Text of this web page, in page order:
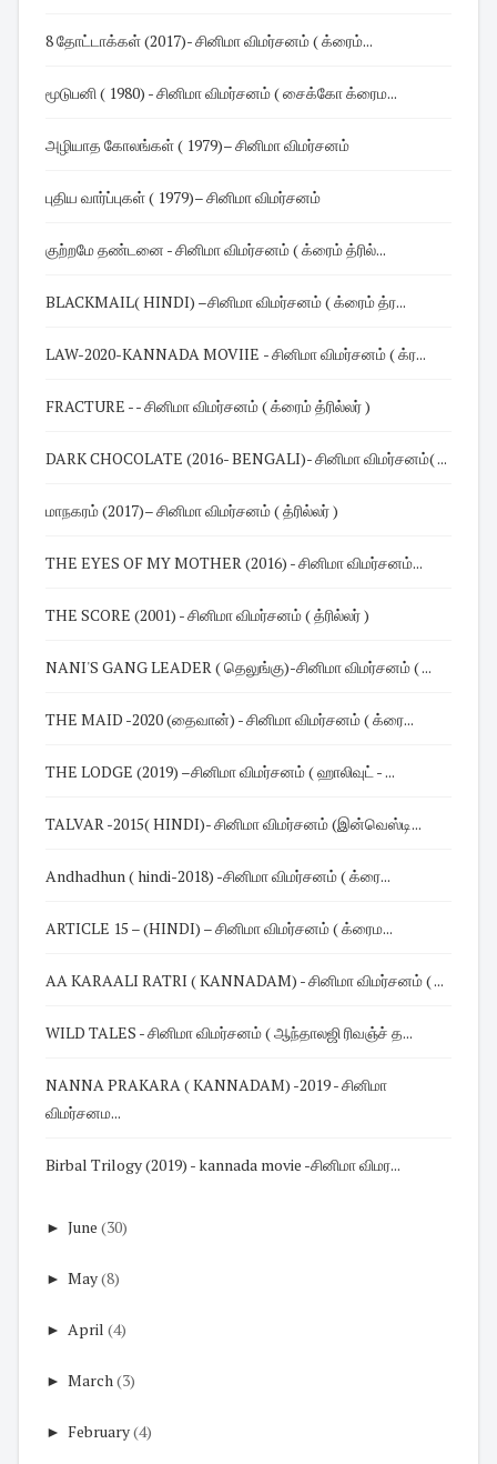
8 தோட்டாக்கள் (2017)- சினிமா விமர்சனம் ( க்ரைம்...
மூடுபனி ( 1980) - சினிமா விமர்சனம் ( சைக்கோ க்ரைம...
அழியாத கோலங்கள் ( 1979)– சினிமா விமர்சனம்
புதிய வார்ப்புகள் ( 1979)– சினிமா விமர்சனம்
குற்றமே தண்டனை - சினிமா விமர்சனம் ( க்ரைம் த்ரில்...
BLACKMAIL( HINDI) –சினிமா விமர்சனம் ( க்ரைம் த்ர...
LAW-2020-KANNADA MOVIIE - சினிமா விமர்சனம் ( க்ர...
FRACTURE - - சினிமா விமர்சனம் ( க்ரைம் த்ரில்லர் )
DARK CHOCOLATE (2016- BENGALI)- சினிமா விமர்சனம்( ...
மாநகரம் (2017)– சினிமா விமர்சனம் ( த்ரில்லர் )
THE EYES OF MY MOTHER (2016) - சினிமா விமர்சனம்...
THE SCORE (2001) - சினிமா விமர்சனம் ( த்ரில்லர் )
NANI'S GANG LEADER ( தெலுங்கு)-சினிமா விமர்சனம் ( ...
THE MAID -2020 (தைவான்) - சினிமா விமர்சனம் ( க்ரை...
THE LODGE (2019) –சினிமா விமர்சனம் ( ஹாலிவுட் - ...
TALVAR -2015( HINDI)- சினிமா விமர்சனம் (இன்வெஸ்டி...
Andhadhun ( hindi-2018) -சினிமா விமர்சனம் ( க்ரை...
ARTICLE 15 – (HINDI) – சினிமா விமர்சனம் ( க்ரைம...
AA KARAALI RATRI ( KANNADAM) - சினிமா விமர்சனம் ( ...
WILD TALES - சினிமா விமர்சனம் ( ஆந்தாலஜி ரிவஞ்ச் த...
NANNA PRAKARA ( KANNADAM) -2019 - சினிமா
விமர்சனம...
Birbal Trilogy (2019) - kannada movie -சினிமா விமர...
► June (30)
► May(8)
► April (4)
► March(3)
► February(4)